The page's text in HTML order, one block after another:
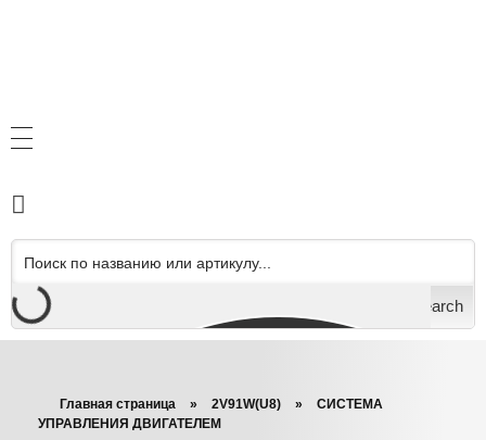
Search
Главная страница » 2V91W(U8) »
СИСТЕМА
УПРАВЛЕНИЯ ДВИГАТЕЛЕМ